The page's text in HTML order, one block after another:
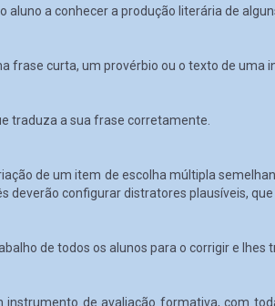
aluno a conhecer a produção literária de
frase curta, um provérbio ou o texto de uma
traduza a sua frase corretamente.
de um item de escolha múltipla
deverão configurar distratores plausíveis,
de todos os alunos para o corrigir e lhes
instrumento de avaliação formativa, com